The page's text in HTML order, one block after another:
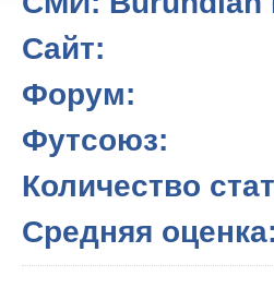
Сайт:
Форум:
Футсоюз:
Количество
Средняя оценка: